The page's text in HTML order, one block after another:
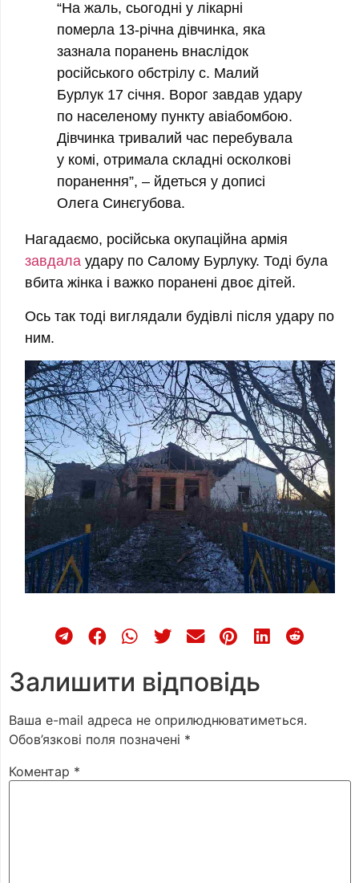
“На жаль, сьогодні у лікарні
померла 13-річна дівчинка, яка
зазнала поранень внаслідок
російського обстрілу с. Малий
Бурлук 17 січня. Ворог завдав удару
по населеному пункту авіабомбою.
Дівчинка тривалий час перебувала
у комі, отримала складні осколкові
поранення”, – йдеться у дописі
Олега Синєгубова.
Нагадаємо, російська окупаційна армія
завдала удару по Салому Бурлуку. Тоді була
вбита жінка і важко поранені двоє дітей.
Ось так тоді виглядали будівлі після удару по
ним.
Залишити відповідь
Ваша e-mail адреса не оприлюднюватиметься.
Обов’язкові поля позначені *
Коментар *